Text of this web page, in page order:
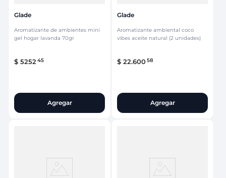
Glade
Aromatizante de ambientes mini
gel hogar lavanda 70gr
$ 5252 45
Agregar
Glade
Aromatizante ambiental coco
vibes aceite natural (2 unidades)
$ 22.60058
Agregar